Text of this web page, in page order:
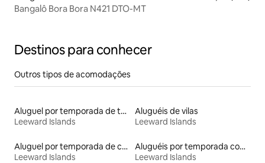
Bangalô Bora Bora N421 DTO-MT
Destinos para conhecer
Outros tipos de acomodações
Aluguel por temporada de tendas
Leeward Islands
Aluguéis de vilas
Leeward Islands
Aluguel por temporada de casas de hóspedes
Leeward Islands
Aluguéis por temporada com caiaque
Leeward Islands